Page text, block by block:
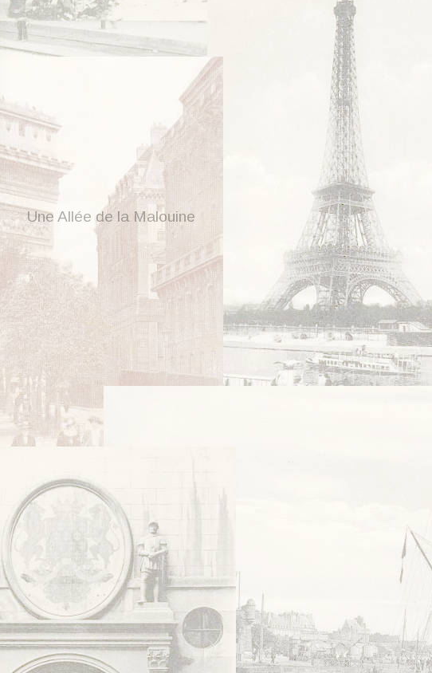
Une Allée de la Malouine